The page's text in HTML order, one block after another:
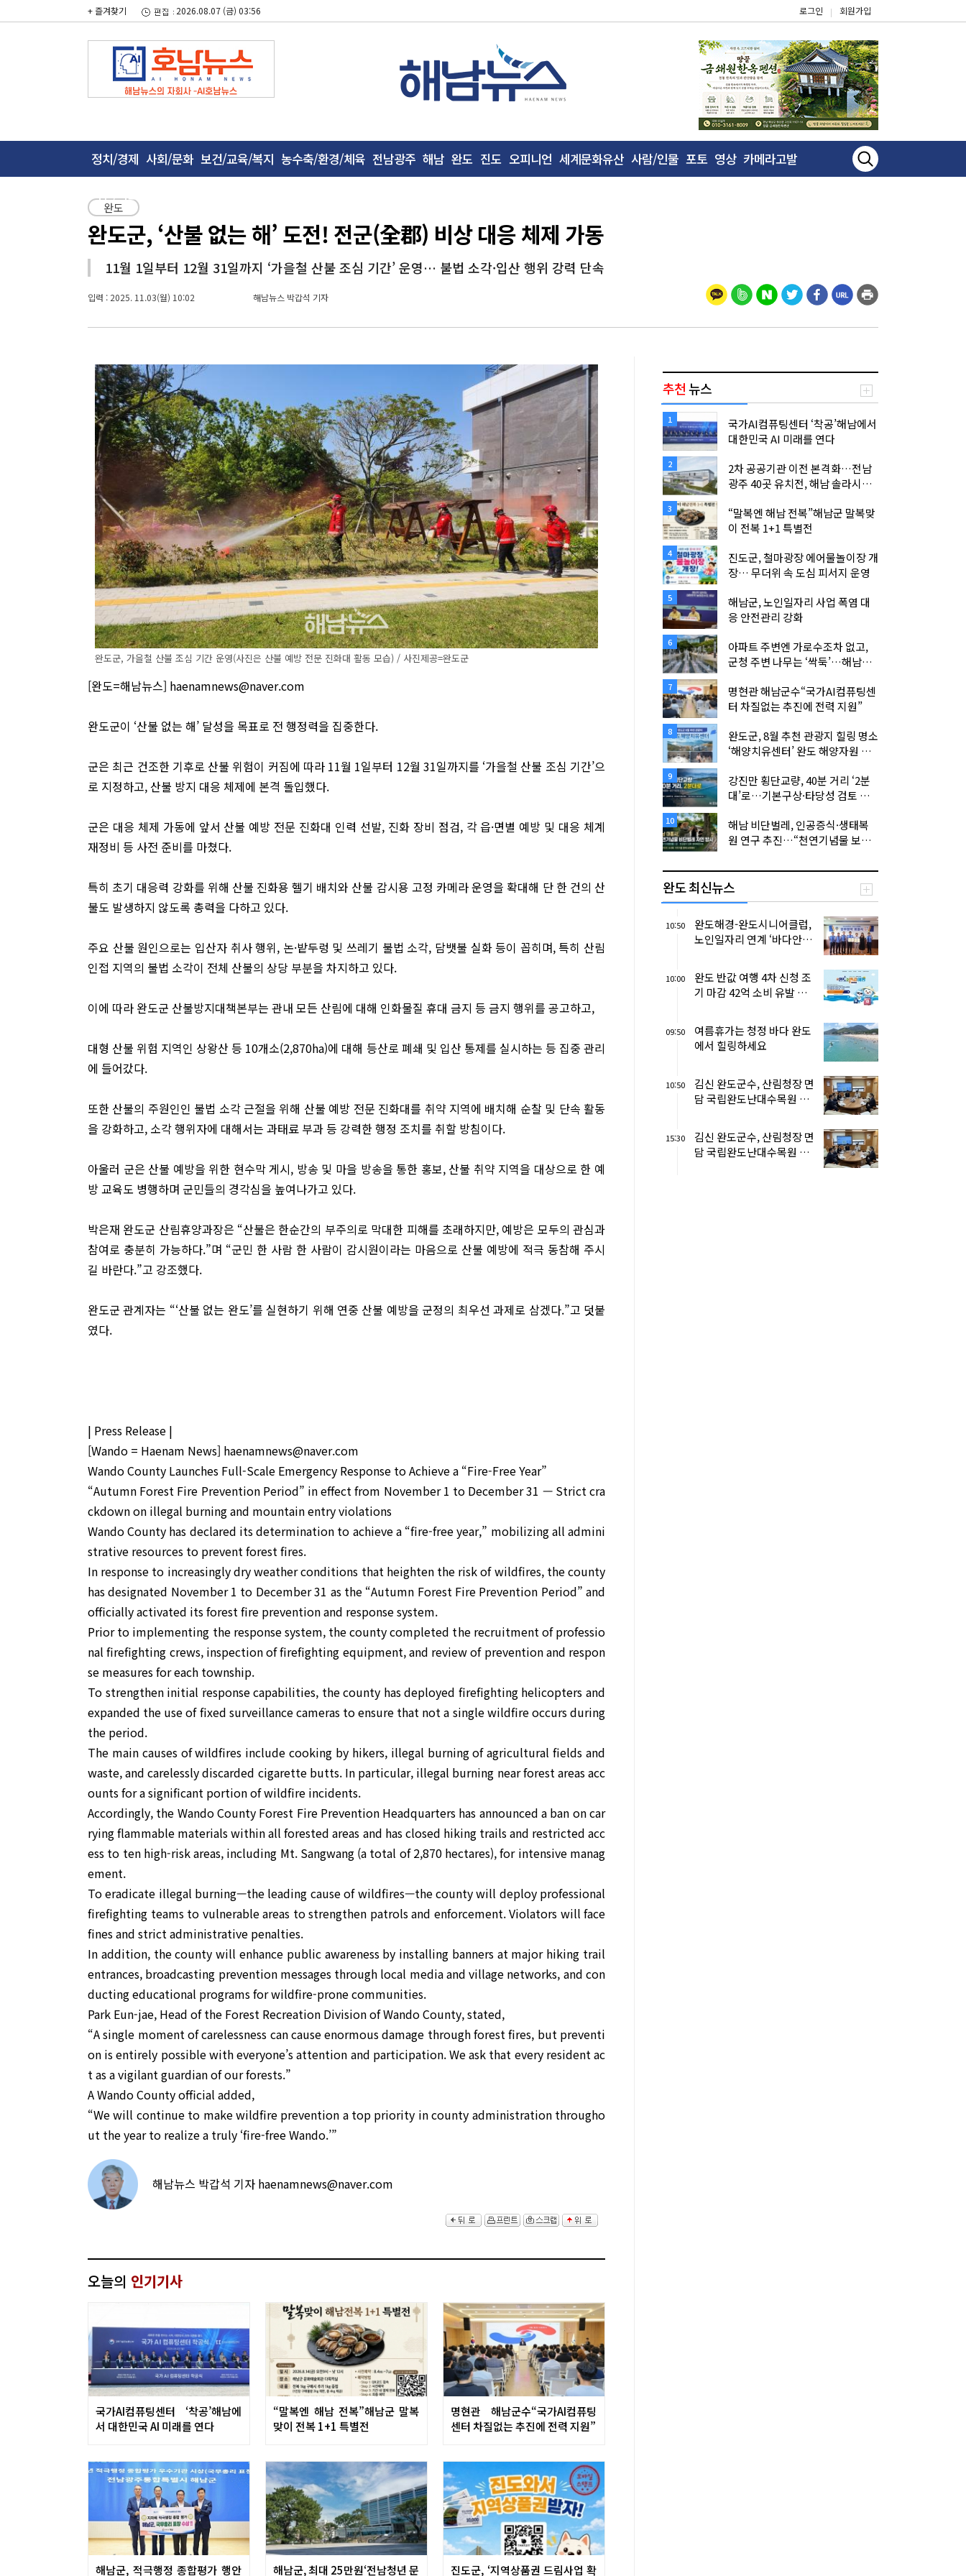
+ 즐겨찾기 2026.08.07 (금) 03:56 로그인 | 회원가입
정치/경제 사회/문화 보건/교육/복지 농수축/환경/체육 전남광주 해남 완도 진도 오피니언 세계문화유산 사람/인물 포토 영상 카메라고발
사건/사고
완도
완도군, ‘산불 없는 해’ 도전! 전군(全郡) 비상 대응 체제 가동
11월 1일부터 12월 31일까지 ‘가을철 산불 조심 기간’ 운영… 불법 소각·입산 행위 강력 단속
입력 : 2025. 11.03(월) 10:02 해남뉴스 박갑석 기자
완도군, 가을철 산불 조심 기간 운영(사진은 산불 예방 전문 진화대 활동 모습) / 사진제공=완도군
[완도=해남뉴스] haenamnews@naver.com
완도군이 ‘산불 없는 해’ 달성을 목표로 전 행정력을 집중한다.
군은 최근 건조한 기후로 산불 위험이 커짐에 따라 11월 1일부터 12월 31일까지를 ‘가을철 산불 조심 기간’으
로 지정하고, 산불 방지 대응 체제에 본격 돌입했다.
군은 대응 체제 가동에 앞서 산불 예방 전문 진화대 인력 선발, 진화 장비 점검, 각 읍·면별 예방 및 대응 체계
재정비 등 사전 준비를 마쳤다.
특히 초기 대응력 강화를 위해 산불 진화용 헬기 배치와 산불 감시용 고정 카메라 운영을 확대해 단 한 건의 산
불도 발생하지 않도록 총력을 다하고 있다.
주요 산불 원인으로는 입산자 취사 행위, 논·밭두렁 및 쓰레기 불법 소각, 담뱃불 실화 등이 꼽히며, 특히 산림
인접 지역의 불법 소각이 전체 산불의 상당 부분을 차지하고 있다.
이에 따라 완도군 산불방지대책본부는 관내 모든 산림에 대해 인화물질 휴대 금지 등 금지 행위를 공고하고,
대형 산불 위험 지역인 상왕산 등 10개소(2,870ha)에 대해 등산로 폐쇄 및 입산 통제를 실시하는 등 집중 관리
에 들어갔다.
또한 산불의 주원인인 불법 소각 근절을 위해 산불 예방 전문 진화대를 취약 지역에 배치해 순찰 및 단속 활동
을 강화하고, 소각 행위자에 대해서는 과태료 부과 등 강력한 행정 조치를 취할 방침이다.
아울러 군은 산불 예방을 위한 현수막 게시, 방송 및 마을 방송을 통한 홍보, 산불 취약 지역을 대상으로 한 예
방 교육도 병행하며 군민들의 경각심을 높여나가고 있다.
박은재 완도군 산림휴양과장은 “산불은 한순간의 부주의로 막대한 피해를 초래하지만, 예방은 모두의 관심과
참여로 충분히 가능하다.”며 “군민 한 사람 한 사람이 감시원이라는 마음으로 산불 예방에 적극 동참해 주시
길 바란다.”고 강조했다.
완도군 관계자는 “‘산불 없는 완도’를 실현하기 위해 연중 산불 예방을 군정의 최우선 과제로 삼겠다.”고 덧붙
였다.
| Press Release |
[Wando = Haenam News] haenamnews@naver.com
Wando County Launches Full-Scale Emergency Response to Achieve a “Fire-Free Year”
“Autumn Forest Fire Prevention Period” in effect from November 1 to December 31 — Strict cra
ckdown on illegal burning and mountain entry violations
Wando County has declared its determination to achieve a “fire-free year,” mobilizing all admini
strative resources to prevent forest fires.
In response to increasingly dry weather conditions that heighten the risk of wildfires, the county
has designated November 1 to December 31 as the “Autumn Forest Fire Prevention Period” and
officially activated its forest fire prevention and response system.
Prior to implementing the response system, the county completed the recruitment of professio
nal firefighting crews, inspection of firefighting equipment, and review of prevention and respon
se measures for each township.
To strengthen initial response capabilities, the county has deployed firefighting helicopters and
expanded the use of fixed surveillance cameras to ensure that not a single wildfire occurs during
the period.
The main causes of wildfires include cooking by hikers, illegal burning of agricultural fields and
waste, and carelessly discarded cigarette butts. In particular, illegal burning near forest areas acc
ounts for a significant portion of wildfire incidents.
Accordingly, the Wando County Forest Fire Prevention Headquarters has announced a ban on car
rying flammable materials within all forested areas and has closed hiking trails and restricted acc
ess to ten high-risk areas, including Mt. Sangwang (a total of 2,870 hectares), for intensive manag
ement.
To eradicate illegal burning—the leading cause of wildfires—the county will deploy professional
firefighting teams to vulnerable areas to strengthen patrols and enforcement. Violators will face
fines and strict administrative penalties.
In addition, the county will enhance public awareness by installing banners at major hiking trail
entrances, broadcasting prevention messages through local media and village networks, and con
ducting educational programs for wildfire-prone communities.
Park Eun-jae, Head of the Forest Recreation Division of Wando County, stated,
“A single moment of carelessness can cause enormous damage through forest fires, but preventi
on is entirely possible with everyone’s attention and participation. We ask that every resident ac
t as a vigilant guardian of our forests.”
A Wando County official added,
“We will continue to make wildfire prevention a top priority in county administration througho
ut the year to realize a truly ‘fire-free Wando.’”
해남뉴스 박갑석 기자 haenamnews@naver.com
오늘의 인기기사
국가AI컴퓨팅센터 ‘착공’해남에
서 대한민국 AI 미래를 연다
“말복엔 해남 전복”해남군 말복
맞이 전복 1+1 특별전
명현관 해남군수“국가AI컴퓨팅
센터 차질없는 추진에 전력 지원”
해남군, 적극행정 종합평가 행안 해남군, 최대 25만원‘전남청년 문 진도군, ‘지역상품권 드림사업 확
추천뉴스
1
국가AI컴퓨팅센터 ‘착공’해남에서
대한민국 AI 미래를 연다
2
2차 공공기관 이전 본격화…전남
광주 40곳 유치전, 해남 솔라시도
3
“말복엔 해남 전복”해남군 말복맞
이 전복 1+1 특별전
4
진도군, 철마광장 에어물놀이장 개
장… 무더위 속 도심 피서지 운영
5
해남군, 노인일자리 사업 폭염 대
응 안전관리 강화
6
아파트 주변엔 가로수조차 없고,
군청 주변 나무는 ‘싹둑’…해남군
7
명현관 해남군수“국가AI컴퓨팅센
터 차질없는 추진에 전력 지원”
8
완도군, 8월 추천 관광지 힐링 명소
‘해양치유센터’ 완도 해양자원 활
힐링...
9
강진만 횡단교량, 40분 거리 ‘2분
대’로…기본구상·타당성 검토 단
10
해남 비단벌레, 인공증식·생태복
원 연구 추진…“천연기념물 보전
완도 최신뉴스
10:50
완도해경-완도시니어클럽,
노인일자리 연계 ‘바다안전
10:00
완도 반값 여행 4차 신청 조
기 마감 42억 소비 유발 효
09:50
여름휴가는 청정 바다 완도
에서 힐링하세요
10:50
김신 완도군수, 산림청장 면
담 국립완도난대수목원 조
15:30
김신 완도군수, 산림청장 면
담 국립완도난대수목원 조